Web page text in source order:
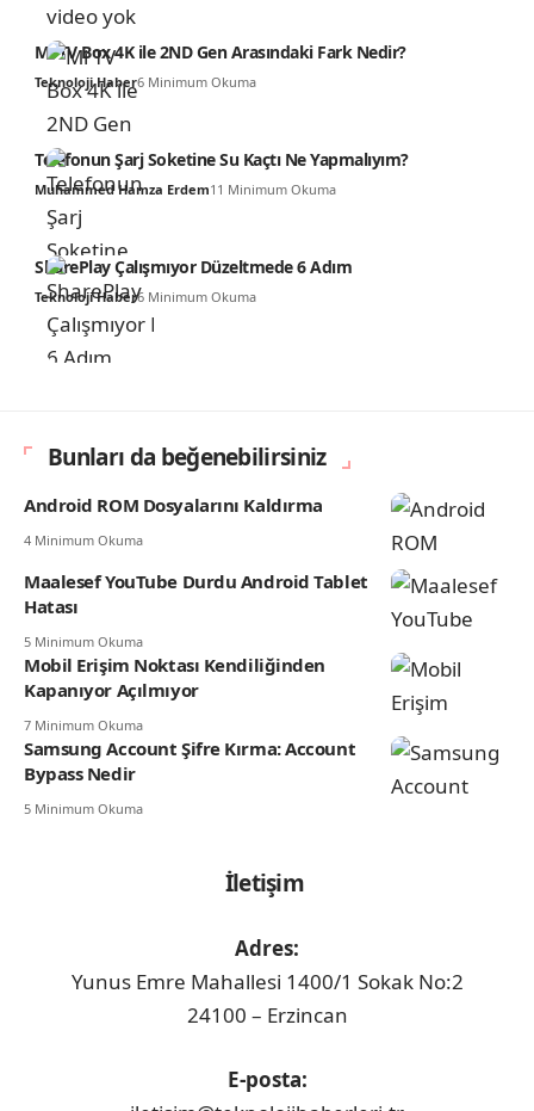
Mi TV Box 4K ile 2ND Gen Arasındaki Fark Nedir?
Teknoloji Haber6 Minimum Okuma
Telefonun Şarj Soketine Su Kaçtı Ne Yapmalıyım?
Muhammed Hamza Erdem11 Minimum Okuma
SharePlay Çalışmıyor Düzeltmede 6 Adım
Teknoloji Haber6 Minimum Okuma
Bunları da beğenebilirsiniz
Android ROM Dosyalarını Kaldırma
4 Minimum Okuma
Maalesef YouTube Durdu Android Tablet
Hatası
5 Minimum Okuma
Mobil Erişim Noktası Kendiliğinden
Kapanıyor Açılmıyor
7 Minimum Okuma
Samsung Account Şifre Kırma: Account
Bypass Nedir
5 Minimum Okuma
İletişim
Adres:
Yunus Emre Mahallesi 1400/1 Sokak No:2
24100 – Erzincan
E-posta: